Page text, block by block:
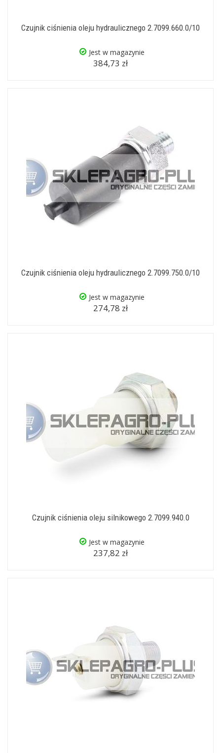
Czujnik ciśnienia oleju hydraulicznego 2.7099.660.0/10
Jest w magazynie
384,73 zł
Czujnik ciśnienia oleju hydraulicznego 2.7099.750.0/10
Jest w magazynie
274,78 zł
Czujnik ciśnienia oleju silnikowego 2.7099.940.0
Jest w magazynie
237,82 zł